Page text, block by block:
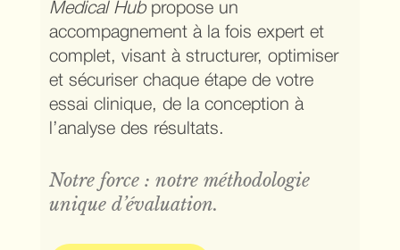
Medical Hubpropose un
accompagnement à la fois expert et
complet, visant à structurer, optimiser
et sécuriser chaque étape de votre
essai clinique, de la conception à
l’analyse des résultats.
Notre force : notre méthodologie
unique d’évaluation.